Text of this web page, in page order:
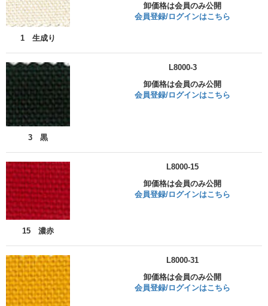
1 生成り
卸価格は会員のみ公開
会員登録/ログインはこちら
3 黒
L8000-3
卸価格は会員のみ公開
会員登録/ログインはこちら
15 濃赤
L8000-15
卸価格は会員のみ公開
会員登録/ログインはこちら
L8000-31
卸価格は会員のみ公開
会員登録/ログインはこちら